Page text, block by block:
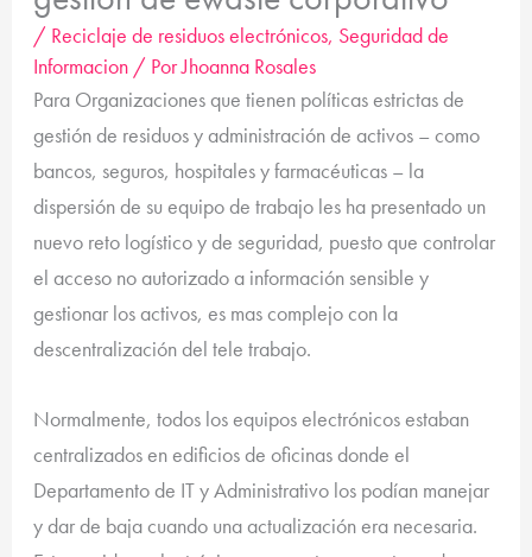
/ Reciclaje de residuos electrónicos, Seguridad de
Informacion/ PorJhoanna Rosales
Para Organizaciones que tienen políticas estrictas de
gestión de residuos y administración de activos – como
bancos, seguros, hospitales y farmacéuticas – la
dispersión de su equipo de trabajo les ha presentado un
nuevo reto logístico y de seguridad, puesto que controlar
el acceso no autorizado a información sensible y
gestionar los activos, es mas complejo con la
descentralización del tele trabajo.
Normalmente, todos los equipos electrónicos estaban
centralizados en edificios de oficinas donde el
Departamento de IT y Administrativo los podían manejar
y dar de baja cuando una actualización era necesaria.